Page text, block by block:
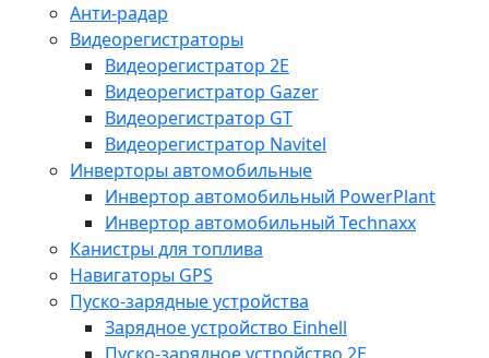
Анти-радар
Видеорегистраторы
Видеорегистратор 2E
Видеорегистратор Gazer
Видеорегистратор GT
Видеорегистратор Navitel
Инверторы автомобильные
Инвертор автомобильный PowerPlant
Инвертор автомобильный Technaxx
Канистры для топлива
Навигаторы GPS
Пуско-зарядные устройства
Зарядное устройство Einhell